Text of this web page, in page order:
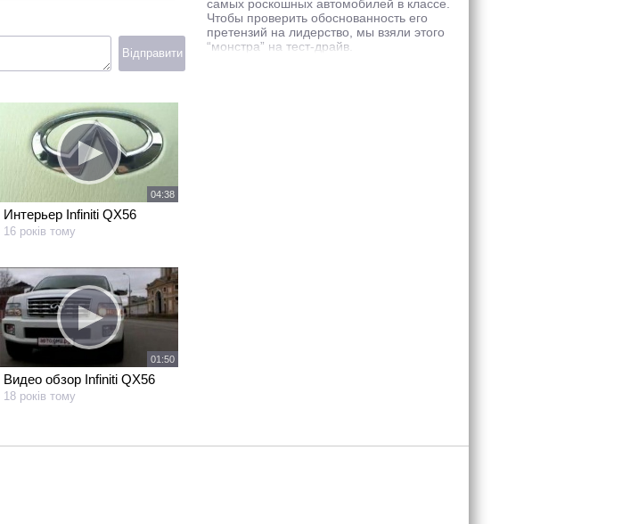
Відправити
04:38
Интерьер Infiniti QX56
16 років тому
01:50
Видео обзор Infiniti QX56
18 років тому
самых роскошных автомобилей в классе.
Чтобы проверить обоснованность его
претензий на лидерство, мы взяли этого
“монстра” на тест-драйв.